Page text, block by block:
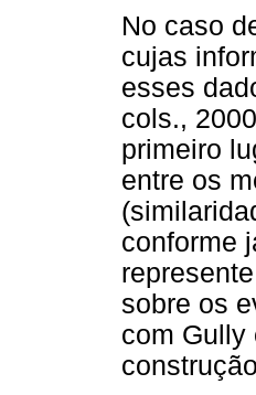
No caso
cujas
esses
cols.,
primeiro
entre os
conforme
sobre os
com Gully